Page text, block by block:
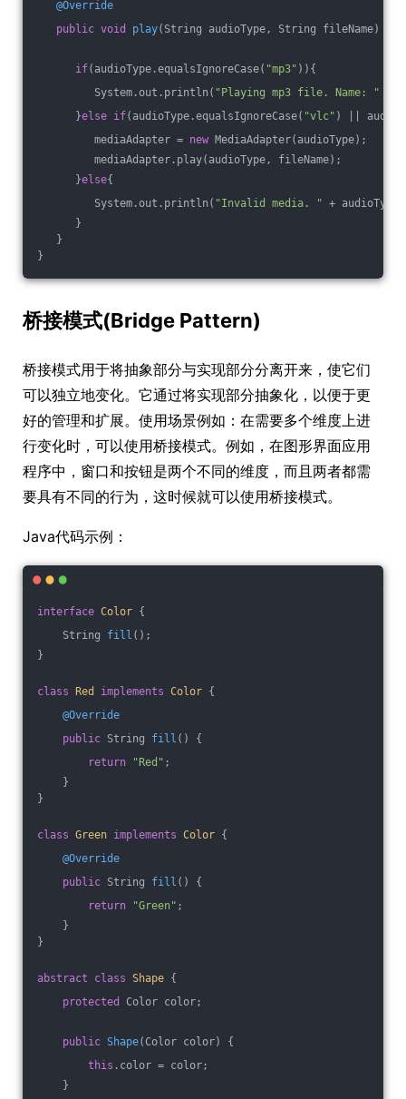
@Override
public void play(String audioType, String fileName)
if(audioType.equalsIgnoreCase( "mp3" )){
System.out.println( "Playing mp3 file. Name: "
}else if(audioType.equalsIgnoreCase( "vlc" ) ||
mediaAdapter = new MediaAdapter(audioType);
mediaAdapter.play(audioType, fileName);
}else{
System.out.println( "Invalid media. " + audioType
}
}
}
桥接模式(Bridge Pattern)
桥接模式用于将抽象部分与实现部分分离开来，使它们
可以独立地变化。它通过将实现部分抽象化，以便于更
好的管理和扩展。使用场景例如：在需要多个维度上进
行变化时，可以使用桥接模式。例如，在图形界面应用
程序中，窗口和按钮是两个不同的维度，而且两者都需
要具有不同的行为，这时候就可以使用桥接模式。
Java代码示例：
interface Color {
String fill () ;
}
class Red implements Color {
@Override
public String fill ()
{
return
"Red" ;
}
}
class Green implements Color {
@Override
public String fill ()
{
return
"Green" ;
}
}
abstract class Shape {
protected
Color color;
public Shape(Color color)
{
this .color = color;
}